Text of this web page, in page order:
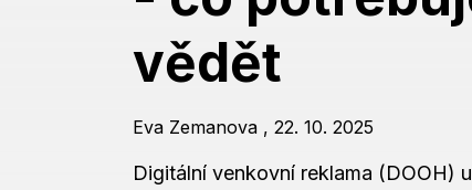
vědět
Eva Zemanova , 22. 10. 2025
Digitální venkovní reklama (DOOH)